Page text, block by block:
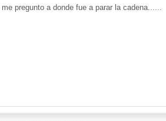
me pregunto a donde fue a parar la cadena......